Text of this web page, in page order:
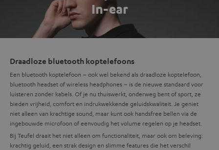
In-ear
Draadloze bluetooth koptelefoons
Een bluetooth koptelefoon – ook wel bekend als draadloze koptelefoon,
bluetooth headset of wireless headphones – is de nieuwe standaard voor
luisteren zonder kabels. Of je nu thuiswerkt, onderweg bent of sport, ze
bieden vrijheid, comfort en indrukwekkende geluidskwaliteit. Je geniet
niet alleen van krachtige sound, maar kunt ook handsfree bellen via de
ingebouwde microfoon of eenvoudig het volume regelen op je headset.
Bij Teufel draait het niet alleen om functionaliteit, maar ook om beleving:
krachtig geluid, een strak design en slimme features die het verschil